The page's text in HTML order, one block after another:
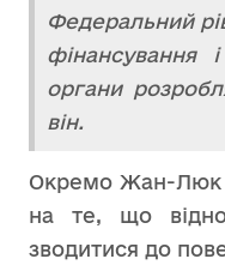
Федеральний
фінансування
органи
він.
Окремо Жан-Люк
на те, що
зводитися до